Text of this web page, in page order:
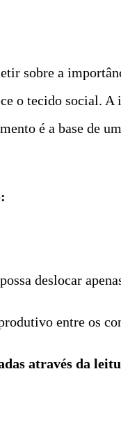
sobre a
o tecido social.
é a base de
deslocar
entre os
através da